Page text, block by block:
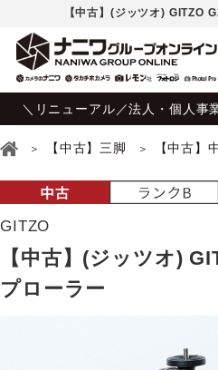
【中古】(ジッツオ) GITZO
＼リニューアル／法人・個人事
【中古】三脚 【中古】
GITZO
【中古】(ジッツオ)
プローラー